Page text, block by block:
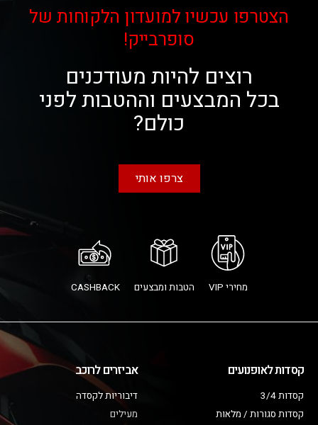
הצטרפו עכשיו למועדון הלקוחות של
סופרבייק!
רוצים להיות מעודכנים
בכל המבצעים וההטבות לפני
כולם?
צרפו אותי
מחירי VIP הטבות ומבצעים CASHBACK
קסדות לאופנועים
קסדות 3/4
קסדות סגורות / מלאות
אביזרים לרוכב
דיבוריות לקסדה
מעילים